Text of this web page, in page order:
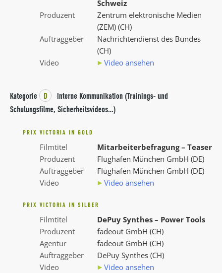
Schweiz
Produzent
Zentrum elektronische Medien
(ZEM) (CH)
Auftraggeber
Nachrichtendienst des Bundes
(CH)
Video
Video ansehen
Kategorie D
Interne Kommunikation (Trainings- und
Schulungsfilme, Sicherheitsvideos…)
PRIX VICTORIA IN GOLD
Filmtitel
Mitarbeiterbefragung – Teaser
Produzent
Flughafen München GmbH (DE)
Auftraggeber
Flughafen München GmbH (DE)
Video
Video ansehen
PRIX VICTORIA IN SILBER
Filmtitel
DePuy Synthes – Power Tools
Produzent
fadeout GmbH (CH)
Agentur
fadeout GmbH (CH)
Auftraggeber
DePuy Synthes (CH)
Video
Video ansehen